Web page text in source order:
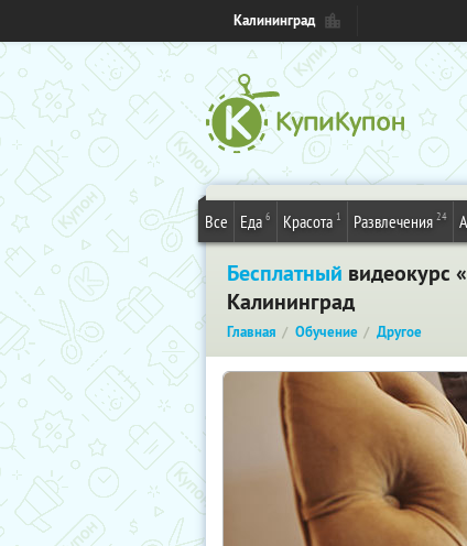
Калининград
Все Еда 6 Красота 1 Развлечения 24
Бесплатный видеокурс
Калининград
Главная Обучение Другое